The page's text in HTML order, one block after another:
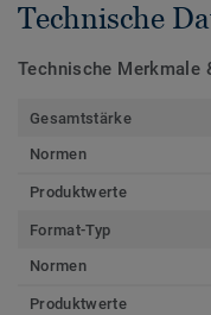
Technische
Technische Merkmale
Gesamtstärke
Normen
Produktwerte
Format-Typ
Normen
Produktwerte